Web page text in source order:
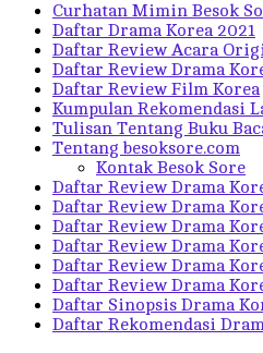
Curhatan Mimin Besok
Daftar Drama Korea 2021
Daftar Review Acara
Daftar Review Drama
Daftar Review Film Korea
Kumpulan Rekomendasi
Tulisan Tentang Buku
Tentang besoksore.com
Kontak Besok Sore
Daftar Review Drama
Daftar Review Drama
Daftar Review Drama
Daftar Review Drama
Daftar Review Drama
Daftar Review Drama
Daftar Sinopsis Drama
Daftar Rekomendasi